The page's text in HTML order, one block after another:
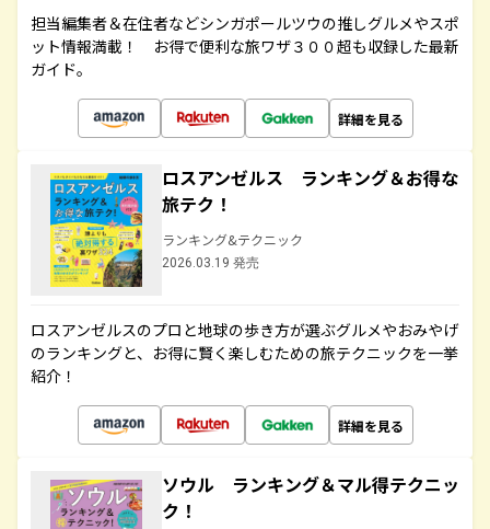
担当編集者＆在住者などシンガポールツウの推しグルメやスポ
ット情報満載！ お得で便利な旅ワザ３００超も収録した最新
ガイド。
詳細を見る
ロスアンゼルス ランキング＆お得な
旅テク！
ランキング&テクニック
2026.03.19 発売
ロスアンゼルスのプロと地球の歩き方が選ぶグルメやおみやげ
のランキングと、お得に賢く楽しむための旅テクニックを一挙
紹介！
詳細を見る
ソウル ランキング＆マル得テクニッ
ク！